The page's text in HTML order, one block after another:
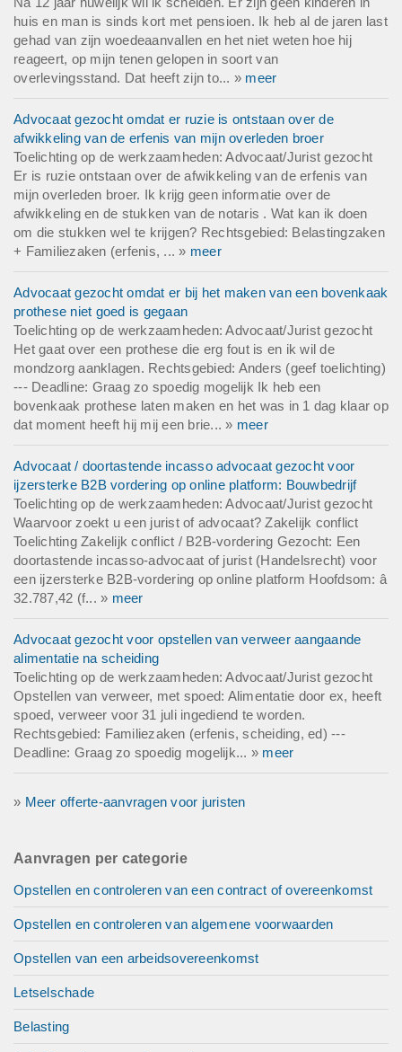
Voor zowel onze cliënt als ons kantoor zijn persoonlijk
contact, korte lijnen en een goede klik belangrijk. Om die
reden maken wij graag kennis om te bespreken of er een
prettige en effectieve samenwerking mogelijk is.
---
huis en man is sinds kort met pensioen. Ik heb al de jaren last
gehad van zijn woedeaanvallen en het niet weten hoe hij
reageert, op mijn tenen gelopen in soort van
overlevingsstand. Dat heeft zijn to... » meer
Advocaat gezocht omdat er ruzie is ontstaan over de
afwikkeling van de erfenis van mijn overleden broer
Toelichting op de werkzaamheden: Advocaat/Jurist gezocht
Er is ruzie ontstaan over de afwikkeling van de erfenis van
mijn overleden broer. Ik krijg geen informatie over de
afwikkeling en de stukken van de notaris . Wat kan ik doen
om die stukken wel te krijgen? Rechtsgebied: Belastingzaken
+ Familiezaken (erfenis, ... » meer
Advocaat gezocht omdat er bij het maken van een bovenkaak
prothese niet goed is gegaan
Toelichting op de werkzaamheden: Advocaat/Jurist gezocht
Het gaat over een prothese die erg fout is en ik wil de
mondzorg aanklagen. Rechtsgebied: Anders (geef toelichting)
--- Deadline: Graag zo spoedig mogelijk Ik heb een
bovenkaak prothese laten maken en het was in 1 dag klaar op
dat moment heeft hij mij een brie... » meer
Advocaat / doortastende incasso advocaat gezocht voor
ijzersterke B2B vordering op online platform: Bouwbedrijf
Toelichting op de werkzaamheden: Advocaat/Jurist gezocht
Waarvoor zoekt u een jurist of advocaat? Zakelijk conflict
Toelichting Zakelijk conflict / B2B-vordering Gezocht: Een
doortastende incasso-advocaat of jurist (Handelsrecht) voor
een ijzersterke B2B-vordering op online platform Hoofdsom: â
32.787,42 (f... » meer
Advocaat gezocht voor opstellen van verweer aangaande
alimentatie na scheiding
Toelichting op de werkzaamheden: Advocaat/Jurist gezocht
Opstellen van verweer, met spoed: Alimentatie door ex, heeft
spoed, verweer voor 31 juli ingediend te worden.
Rechtsgebied: Familiezaken (erfenis, scheiding, ed) ---
Deadline: Graag zo spoedig mogelijk... » meer
» Meer offerte-aanvragen voor juristen
Aanvragen per categorie
Opstellen en controleren van een contract of overeenkomst
Opstellen en controleren van algemene voorwaarden
Opstellen van een arbeidsovereenkomst
Letselschade
Belasting